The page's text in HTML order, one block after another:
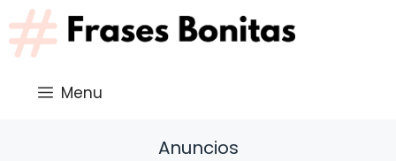
Saltar
al
contenido
Menu
Anuncios